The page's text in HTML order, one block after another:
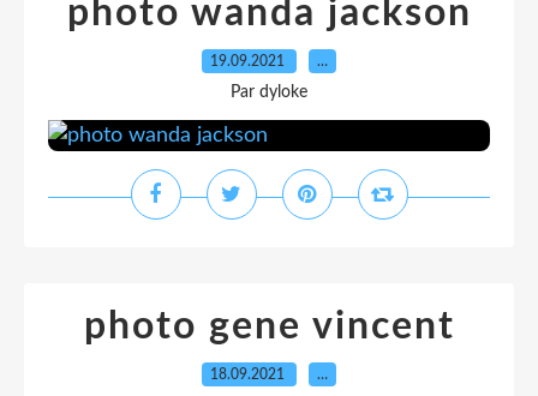
photo wanda jackson
19.09.2021 …
Par dyloke
photo gene vincent
18.09.2021 …